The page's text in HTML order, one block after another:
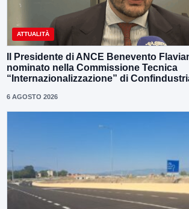
ATTUALITÀ
Il Presidente di ANCE Benevento
nominato nella Commissione Tecnica
“Internazionalizzazione” di
6 AGOSTO 2026